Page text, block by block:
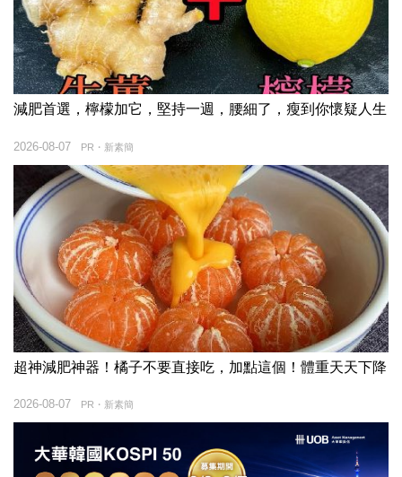
減肥首選，檸檬加它，堅持一週，腰細了，瘦到你懷疑人生
PR・新素簡
2026-08-07
超神減肥神器！橘子不要直接吃，加點這個！體重天天下降
PR・新素簡
2026-08-07